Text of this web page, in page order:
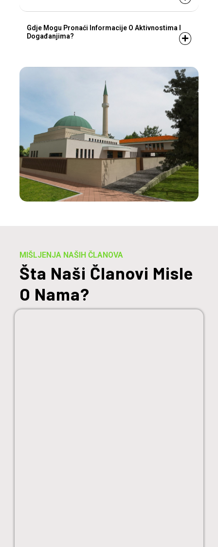
Gdje Mogu Pronaći Informacije O Aktivnostima I
Događanjima?
MIŠLJENJA NAŠIH ČLANOVA
Šta Naši Članovi Misle
O Nama?